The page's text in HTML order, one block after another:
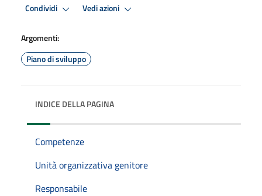
Condividi Vedi azioni
Argomenti:
Piano di sviluppo
INDICE DELLA PAGINA
Competenze
Unità organizzativa genitore
Responsabile